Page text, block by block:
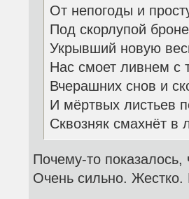
От непогоды и
Под скорлупой
Укрывший новую
Нас смоет ливнем с
Вчерашних снов и
И мёртвых листьев
Сквозняк смахнёт в
Почему-то показалось,
Очень сильно. Жестко.